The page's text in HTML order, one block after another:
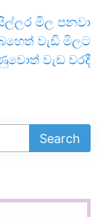
මිල පනවා
වැඩි මිලට
වැඩ වරදී